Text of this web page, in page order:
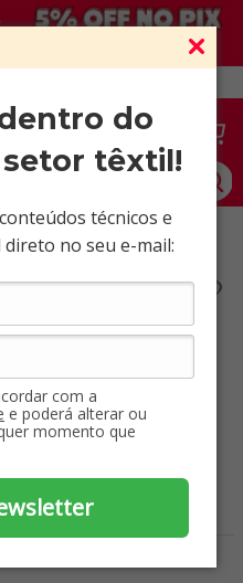
do
têxtil!
técnicos e
no seu e-mail:
com a
e poderá alterar ou
momento que
Cadarço
50 MT
com 50 MT